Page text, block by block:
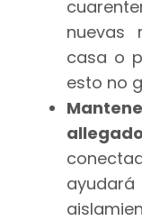
nuevas
casa o
esto no